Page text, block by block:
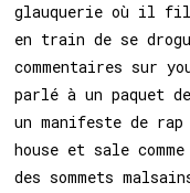
glauquerie où il
en train de se
commentaires sur
parlé à un paquet
un manifeste de rap
house et sale
des sommets